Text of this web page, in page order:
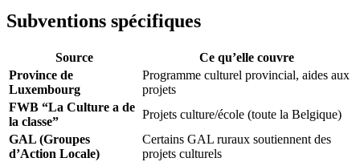
Subventions spécifiques
Source
Ce qu’elle couvre
Province de
Luxembourg
Programme culturel provincial, aides aux
projets
FWB “La Culture a de
la classe”
Projets culture/école (toute la Belgique)
GAL (Groupes
d’Action Locale)
Certains GAL ruraux soutiennent des
projets culturels